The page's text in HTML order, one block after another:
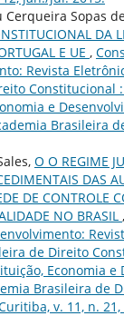
Cerqueira Sopas
DA
E UE ,
Revista
Constitucional :
e
Brasileira
O O REGIME
DAS
DE CONTROLE
NO BRASIL ,
de Direito
Economia e
Brasileira de
v. 11, n. 21,